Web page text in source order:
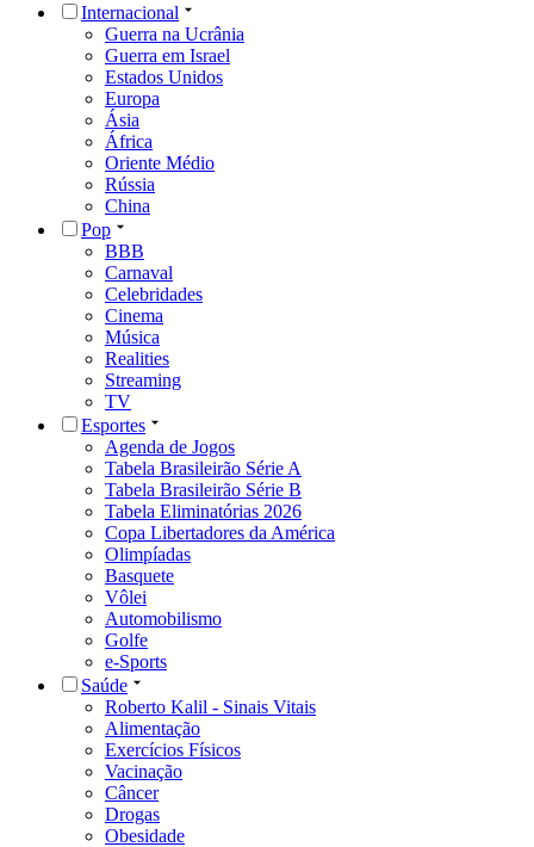
Internacional
Guerra na Ucrânia
Guerra em Israel
Estados Unidos
Europa
Ásia
África
Oriente Médio
Rússia
China
Pop
BBB
Carnaval
Celebridades
Cinema
Música
Realities
Streaming
TV
Esportes
Agenda de Jogos
Tabela Brasileirão Série A
Tabela Brasileirão Série B
Tabela Eliminatórias 2026
Copa Libertadores da América
Olimpíadas
Basquete
Vôlei
Automobilismo
Golfe
e-Sports
Saúde
Roberto Kalil - Sinais Vitais
Alimentação
Exercícios Físicos
Vacinação
Câncer
Drogas
Obesidade